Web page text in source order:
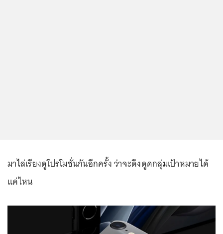
มาไล่เรียงดูโปรโมชั่นกันอีกครั้ง ว่าจะดึงดูดกลุ่มเป้าหมายได้
แค่ไหน